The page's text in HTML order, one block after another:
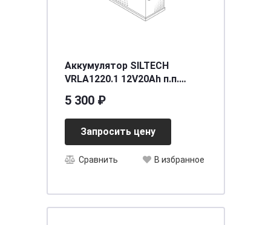
Аккумулятор SILTECH
VRLA1220.1 12V20Аh п.п.
[д175ш87в155/270]
5 300 ₽
Запросить цену
Сравнить В избранное